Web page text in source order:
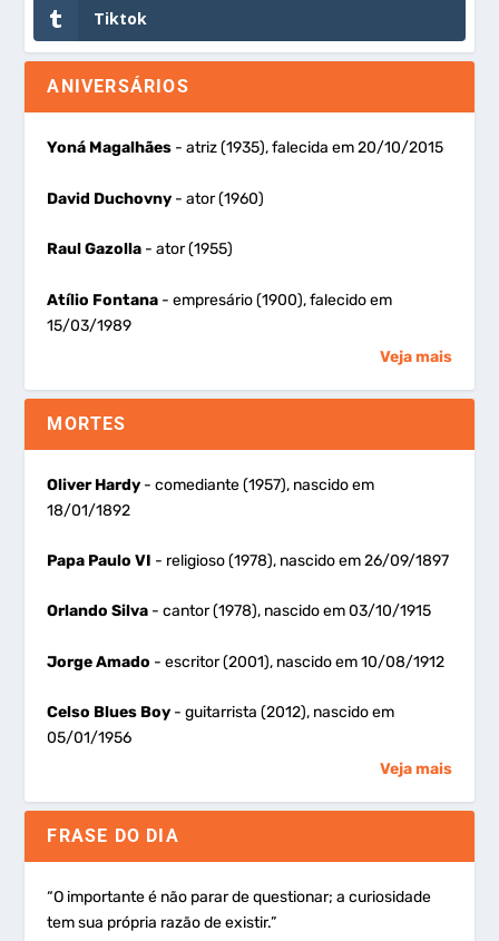
Tiktok
ANIVERSÁRIOS
Yoná Magalhães - atriz (1935), falecida em 20/10/2015
David Duchovny - ator (1960)
Raul Gazolla - ator (1955)
Atílio Fontana - empresário (1900), falecido em
15/03/1989
Veja mais
MORTES
Oliver Hardy - comediante (1957), nascido em
18/01/1892
Papa Paulo VI - religioso (1978), nascido em 26/09/1897
Orlando Silva - cantor (1978), nascido em 03/10/1915
Jorge Amado - escritor (2001), nascido em 10/08/1912
Celso Blues Boy - guitarrista (2012), nascido em
05/01/1956
Veja mais
FRASE DO DIA
“O importante é não parar de questionar; a curiosidade
tem sua própria razão de existir.”